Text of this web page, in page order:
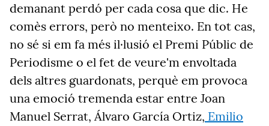
demanant perdó per cada cosa que dic. He
comès errors, però no menteixo. En tot cas,
no sé si em fa més il·lusió el Premi Públic de
Periodisme o el fet de veure'm envoltada
dels altres guardonats, perquè em provoca
una emoció tremenda estar entre Joan
Manuel Serrat, Álvaro García Ortiz, Emilio